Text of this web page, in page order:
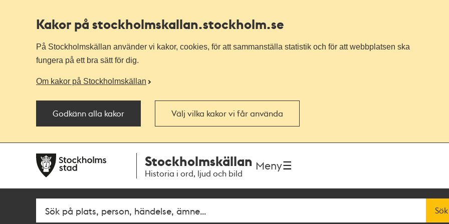
Kakor på stockholmskallan.stockholm.se
På Stockholmskällan använder vi kakor, cookies, för att sammanställa statistik och för att webbplatsen ska
fungera på ett bra sätt för dig.
Om kakor på Stockholmskällan
Godkänn alla kakor Välj vilka kakor vi får använda
navigationen
huvudinnehållet
Stockholmskällan
Historia i ord, ljud och bild
Meny
Fritextsök Sök